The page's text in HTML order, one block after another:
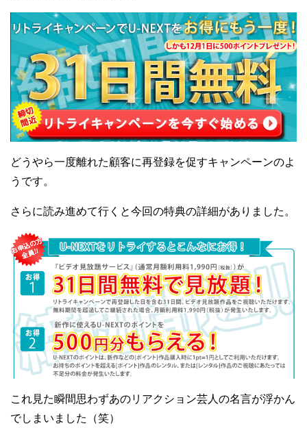
どうやら一度離れた顧客に再登録を促すキャンペーンのよ
うです。
さらに読み進めて行くと今回の特典の詳細がありました。
これ見た瞬間思わずあのリアクション芸人の名言が浮かん
でしまいました（笑）